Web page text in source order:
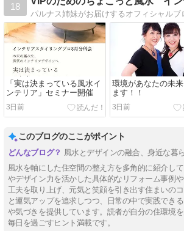
18
「実は決まっている風水イ
ンテリア」セミナー開催
3日前
環境があなたの未来
ます！！
3日前
このブログのここがポイント
風水とデザインの融合、身近な暮
風水を軸にした住空間の整え方を多角的に紹介し
やデザイン力を活かした具体的なリフォーム事例
工夫を取り上げ、元気と笑顔を引き出す住まいの
と運気アップを追求しつつ、日常の中で実践でき
や気づきを提供しています。読者が自分の住環境
毎日を過ごすヒント満載です。